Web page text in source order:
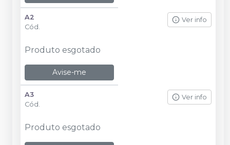
A2
Cód.
Ver info
Produto esgotado
Avise-me
A3
Cód.
Ver info
Produto esgotado